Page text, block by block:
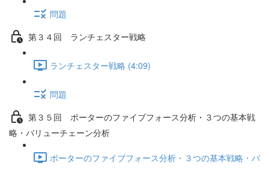
問題
第３４回 ランチェスター戦略
ランチェスター戦略 (4:09)
問題
第３５回 ポーターのファイブフォース分析・３つの基本戦
略・バリューチェーン分析
ポーターのファイブフォース分析・３つの基本戦略・バ